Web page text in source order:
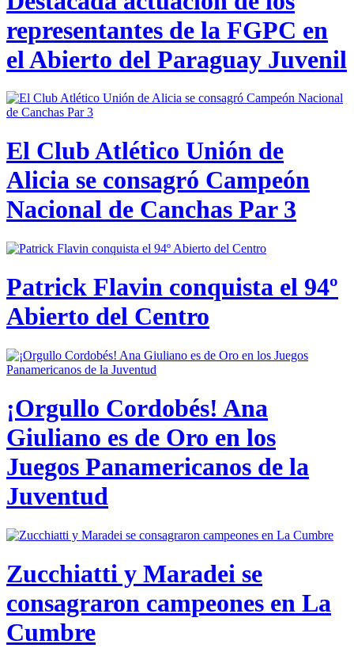
representantes de la FGPC en
el Abierto del Paraguay Juvenil
El Club Atlético Unión de
Alicia se consagró Campeón
Nacional de Canchas Par 3
Patrick Flavin conquista el 94º
Abierto del Centro
¡Orgullo Cordobés! Ana
Giuliano es de Oro en los
Juegos Panamericanos de la
Juventud
Zucchiatti y Maradei se
consagraron campeones en La
Cumbre